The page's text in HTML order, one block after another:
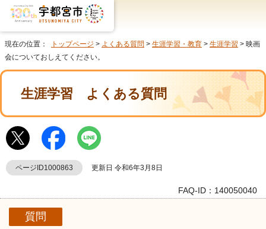
現在の位置： トップページ > よくある質問 > 生涯学習・教育 > 生涯学習 > 映画
会についておしえてください。
生涯学習 よくある質問
ページID1000863 更新日 令和6年3月8日
FAQ-ID：140050040
質問